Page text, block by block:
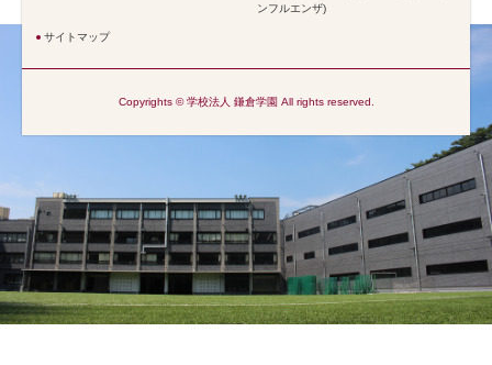
ンフルエンザ)
サイトマップ
Copyrights © 学校法人 鎌倉学園 All rights reserved.